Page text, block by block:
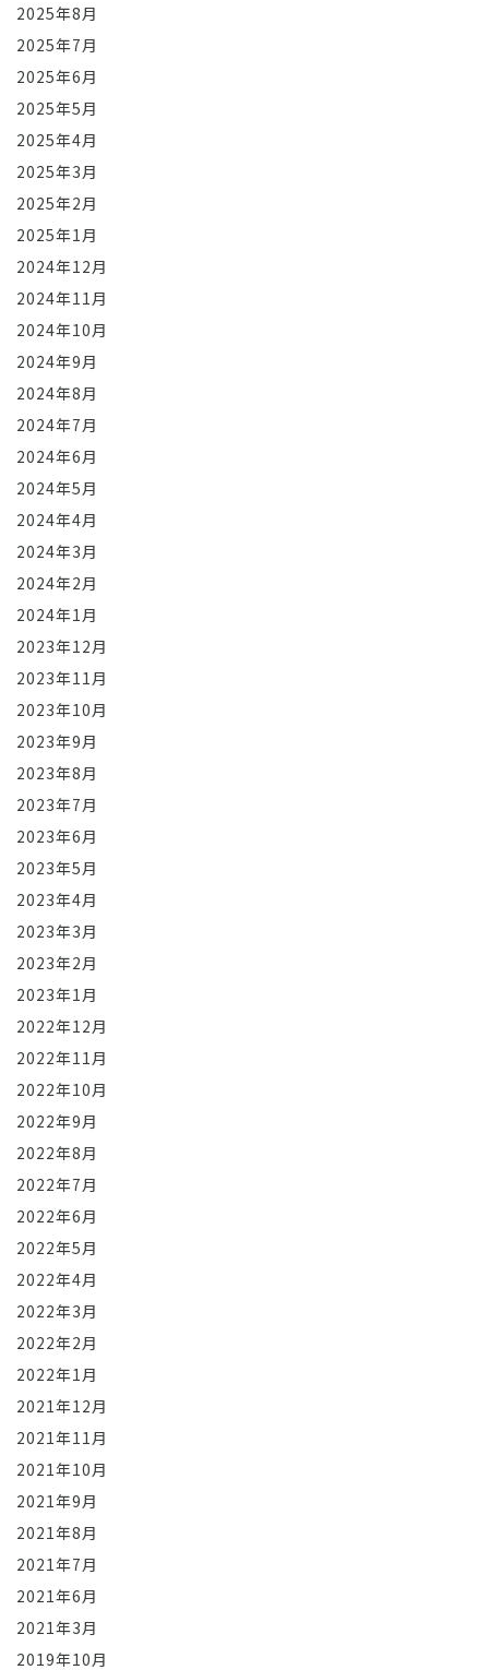
2025年8月
2025年7月
2025年6月
2025年5月
2025年4月
2025年3月
2025年2月
2025年1月
2024年12月
2024年11月
2024年10月
2024年9月
2024年8月
2024年7月
2024年6月
2024年5月
2024年4月
2024年3月
2024年2月
2024年1月
2023年12月
2023年11月
2023年10月
2023年9月
2023年8月
2023年7月
2023年6月
2023年5月
2023年4月
2023年3月
2023年2月
2023年1月
2022年12月
2022年11月
2022年10月
2022年9月
2022年8月
2022年7月
2022年6月
2022年5月
2022年4月
2022年3月
2022年2月
2022年1月
2021年12月
2021年11月
2021年10月
2021年9月
2021年8月
2021年7月
2021年6月
2021年3月
2019年10月